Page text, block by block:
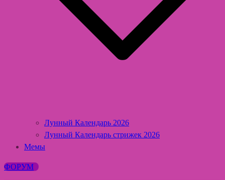
Лунный Календарь 2026
Лунный Календарь стрижек 2026
Мемы
ФОРУМ